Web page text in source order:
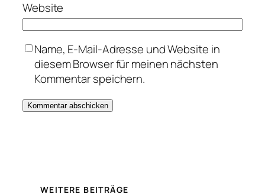
Website
Name, E-Mail-Adresse und Website in
diesem Browser für meinen nächsten
Kommentar speichern.
WEITERE BEITRÄGE